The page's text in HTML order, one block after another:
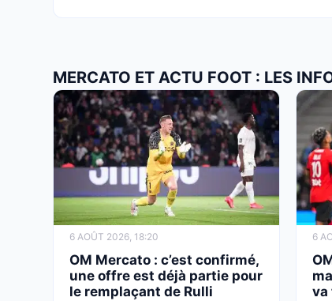
MERCATO ET ACTU FOOT : LES
6 AOÛT 2026, 18:20
OM Mercato : c’est confirmé,
une offre est déjà partie pour
le remplaçant de Rulli
6
va